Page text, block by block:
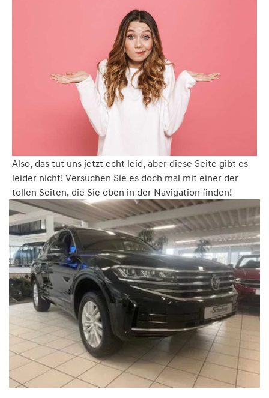
Also, das tut uns jetzt echt leid, aber diese Seite gibt es
leider nicht! Versuchen Sie es doch mal mit einer der
tollen Seiten, die Sie oben in der Navigation finden!